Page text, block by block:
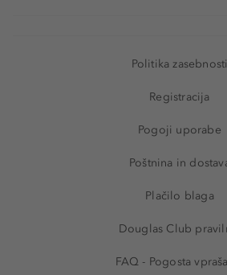
Politika zasebnosti
Registracija
Pogoji uporabe
Poštnina in
Plačilo blaga
Douglas Club
FAQ - Pogosta